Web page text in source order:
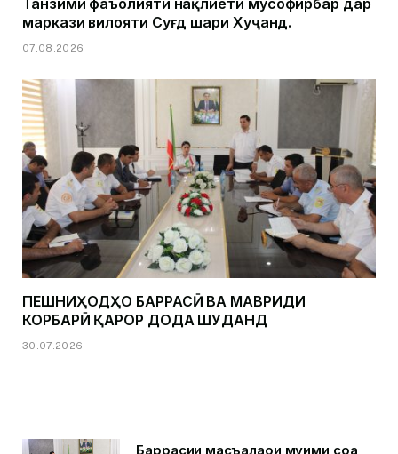
маркази вилояти Суғд шаҳри Хуҷанд.
07.08.2026
ПЕШНИҲОДҲО БАРРАСӢ ВА МАВРИДИ
КОРБАРӢ ҚАРОР ДОДА ШУДАНД
30.07.2026
Баррасии масъалаҳои муҳими соҳа